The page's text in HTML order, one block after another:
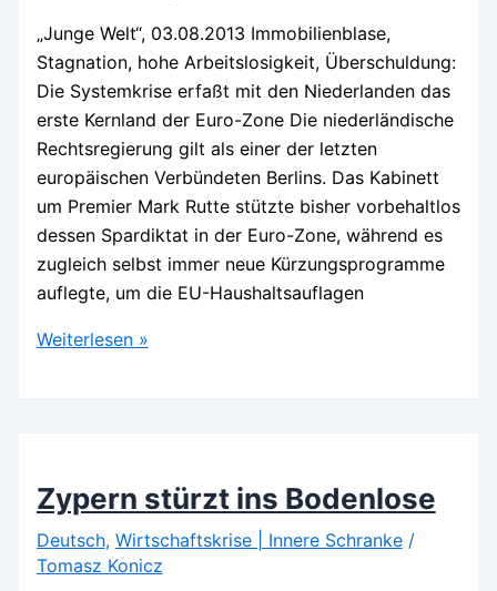
„Junge Welt“, 03.08.2013 Immobilienblase,
Stagnation, hohe Arbeitslosigkeit, Überschuldung:
Die Systemkrise erfaßt mit den Niederlanden das
erste Kernland der Euro-Zone Die niederländische
Rechtsregierung gilt als einer der letzten
europäischen Verbündeten Berlins. Das Kabinett
um Premier Mark Rutte stützte bisher vorbehaltlos
dessen Spardiktat in der Euro-Zone, während es
zugleich selbst immer neue Kürzungsprogramme
auflegte, um die EU-Haushaltsauflagen
Oranje
Weiterlesen »
Zypern stürzt ins Bodenlose
Deutsch, Wirtschaftskrise | Innere Schranke/
Tomasz Konicz